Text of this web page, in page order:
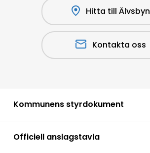
Hitta till Älvsbyn
Kontakta oss
Kommunens styrdokument
Officiell anslagstavla